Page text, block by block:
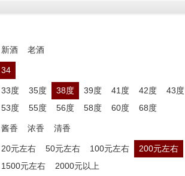
新酒 老酒
34
33度 35度 38度 39度 41度 42度 43度
53度
55度 56度 58度 60度 68度
酱香 浓香 清香
20元左右 50元左右 100元左右 200元左右
1500元左右
2000元以上